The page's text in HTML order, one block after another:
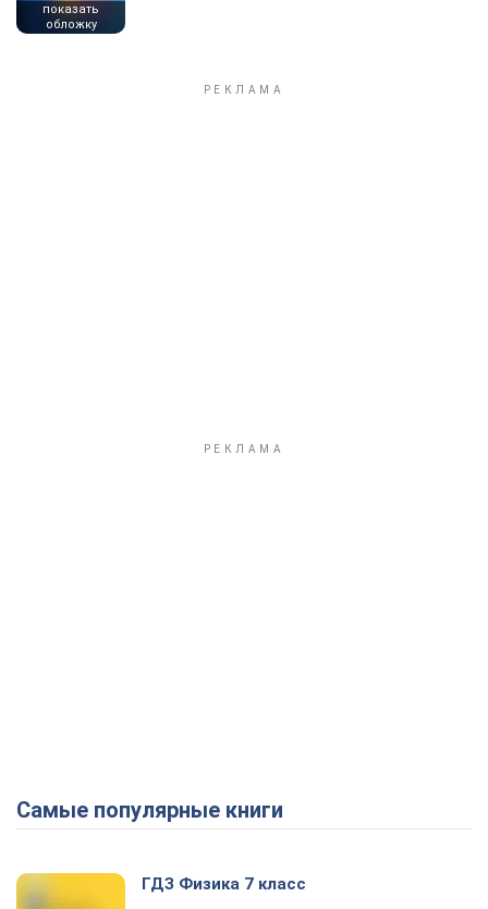
показать
обложку
Самые популярные книги
ГДЗ Физика 7 класс